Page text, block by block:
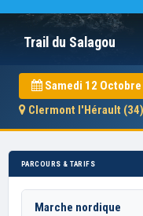
Trail du Salagou
Samedi 12
Clermont l'Hérault
PARCOURS & TARIFS
Marche nordique